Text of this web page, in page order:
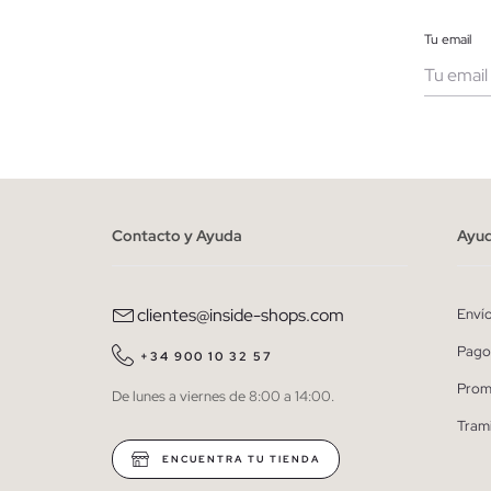
Tu email
Contacto y Ayuda
clientes@inside-shops.com
+34 900 10 32 57
De lunes a viernes de 8:00 a 14:00.
ENCUENTRA TU TIENDA
Pago